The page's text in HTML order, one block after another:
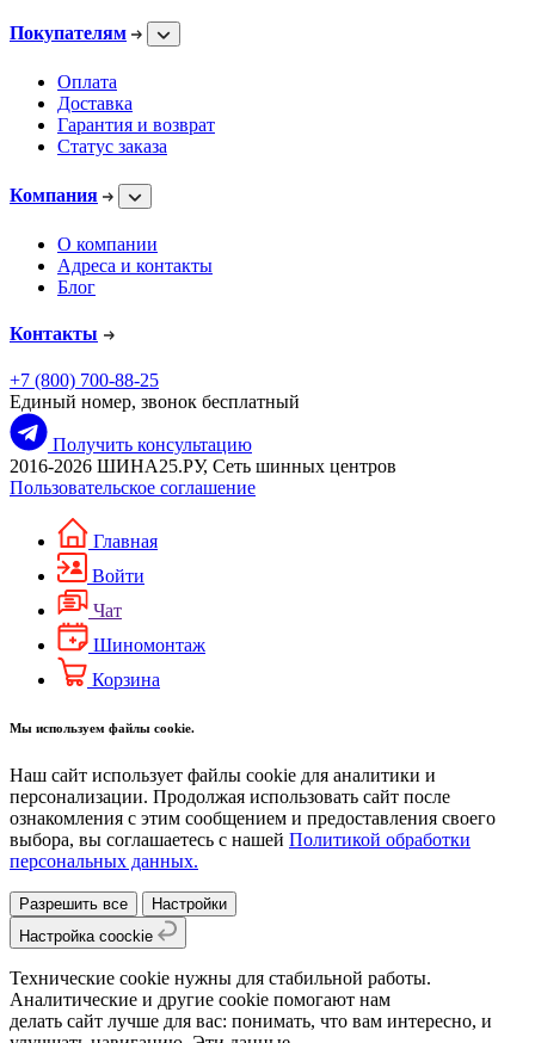
Покупателям
Оплата
Доставка
Гарантия и возврат
Статус заказа
Компания
О компании
Адреса и контакты
Блог
Контакты
+7 (800) 700-88-25
Единый номер, звонок бесплатный
Получить консультацию
2016-2026 ШИНА25.РУ, Сеть шинных центров
Пользовательское соглашение
Главная
Войти
Чат
Шиномонтаж
Корзина
Мы используем файлы cookie.
Наш сайт использует файлы cookie для аналитики и
персонализации. Продолжая использовать сайт после
ознакомления с этим сообщением и предоставления своего
выбора, вы соглашаетесь с нашей Политикой обработки
персональных данных.
Разрешить все
Настройки
Настройка coockie
Технические cookie нужны для стабильной работы.
Аналитические и другие cookie помогают нам
делать сайт лучше для вас: понимать, что вам интересно, и